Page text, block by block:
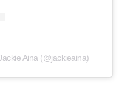
Aina (@jackieaina)